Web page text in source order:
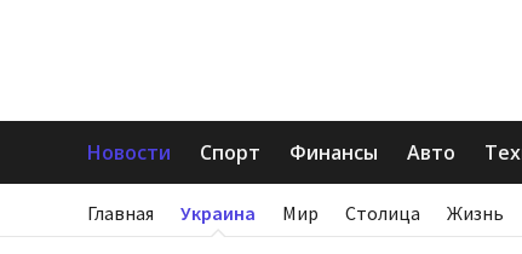
Новости Спорт Финансы Авто
Главная Украина Мир Столица Жизнь